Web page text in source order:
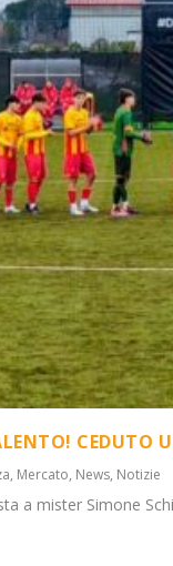
CEDUTO
, Mercato, News, Notizie
a mister Simone